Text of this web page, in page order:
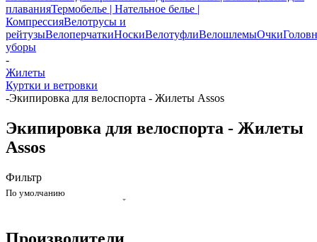
плаванияТермобелье | Нательное белье |
КомпрессияВелотрусы и
рейтузыВелоперчаткиНоскиВелотуфлиВелошлемыОчки
уборы
-
Жилеты
Куртки и ветровки
-Экипировка для велоспорта - Жилеты Assos
Экипировка для велоспорта - Жилеты
Assos
Фильтр
По умолчанию
Производители